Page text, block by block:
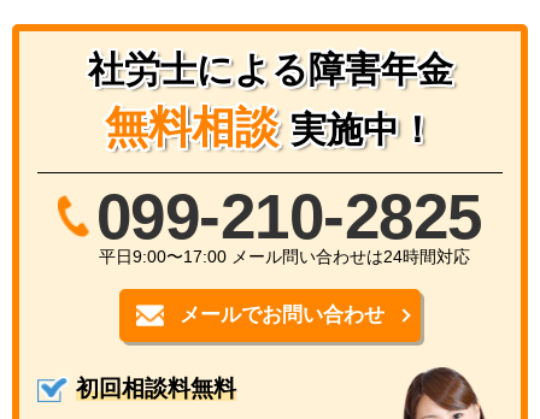
社労士による障害年金
無料相談 実施中！
099-210-2825
平日9:00〜17:00 メール問い合わせは24時間対応
メールでお問い合わせ
初回相談料無料